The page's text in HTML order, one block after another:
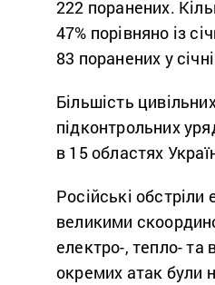
222 поранених.
47% порівняно із
83 поранених у
Більшість
підконтрольних
в 15 областях
Російські
великими
електро-, тепло-
окремих атак були